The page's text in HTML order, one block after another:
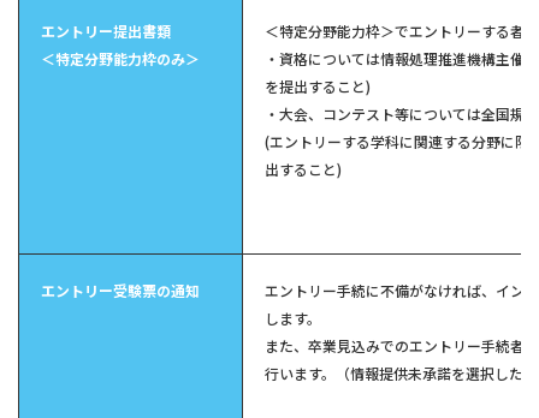
エントリー提出書類
＜特定分野能力枠のみ＞
＜特定分野能力枠＞でエントリーする者
・資格については情報処理推進機構主催
を提出すること)
・大会、コンテスト等については全国規
(エントリーする学科に関連する分野に限
出すること)
エントリー受験票の通知
エントリー手続に不備がなければ、イン
します。
また、卒業見込みでのエントリー手続者
行います。（情報提供未承諾を選択した